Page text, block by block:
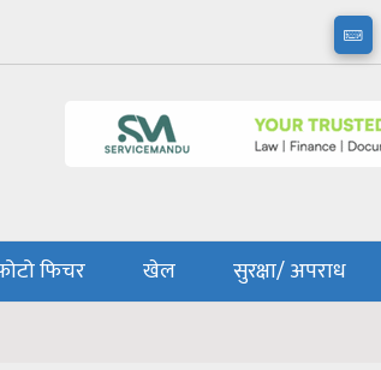
फिचर खेल सुरक्षा/ अपराध